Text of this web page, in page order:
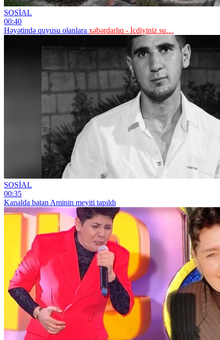
SOSİAL
00:40
Həyətində quyusu olanlara xəbərdarlıq - İçdiyiniz su…
SOSİAL
00:35
Kanalda batan Aminin meyiti tapıldı